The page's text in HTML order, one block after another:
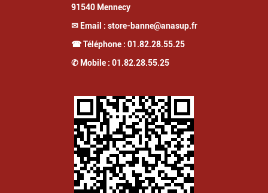
91540 Mennecy
✉ Email : store-banne@anasup.fr
☎ Téléphone : 01.82.28.55.25
✆ Mobile : 01.82.28.55.25